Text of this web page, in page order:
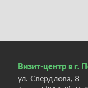
Визит-центр в г.
ул. Свердлова, 8